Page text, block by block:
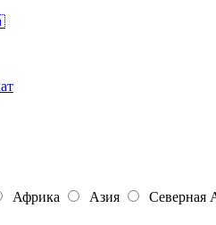
Африка Азия Северная